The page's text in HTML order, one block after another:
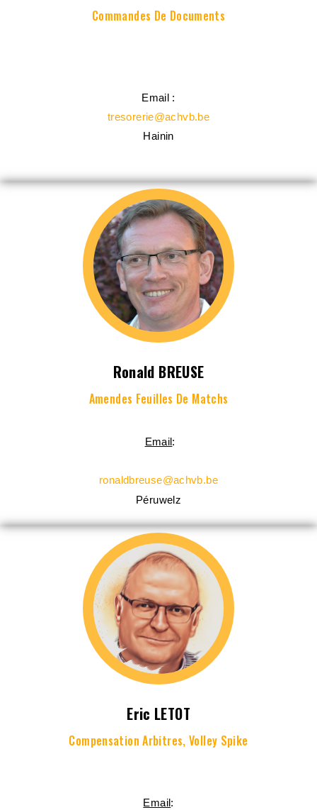
Commandes De Documents
Email :
tresorerie@achvb.be
Hainin
Ronald BREUSE
Amendes Feuilles De Matchs
Email:
ronaldbreuse@achvb.be
Péruwelz
Eric LETOT
Compensation Arbitres, Volley Spike
Email: